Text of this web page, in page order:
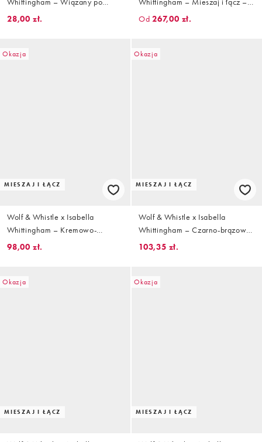
bokach dół od bikini we wzór w
28,00 zł.
Kremowo-oliwkowe bikini
Od 267,00 zł.
Okazja
MIESZAJ I ŁĄCZ
Wolf & Whistle x Isabella
Whittingham – Kremowo-
oliwkowy dół od bikini z
98,00 zł.
Okazja
MIESZAJ I ŁĄCZ
Wolf & Whistle x Isabella
Whittingham – Czarno-brązowa
góra od bikini z trójkątnymi
103,35 zł.
Okazja
MIESZAJ I ŁĄCZ
Okazja
MIESZAJ I ŁĄCZ